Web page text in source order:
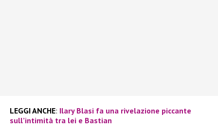
LEGGI ANCHE: Ilary Blasi fa una rivelazione piccante
sull’intimità tra lei e Bastian